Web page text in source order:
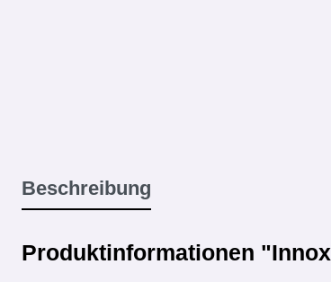
Beschreibung
Produktinformationen